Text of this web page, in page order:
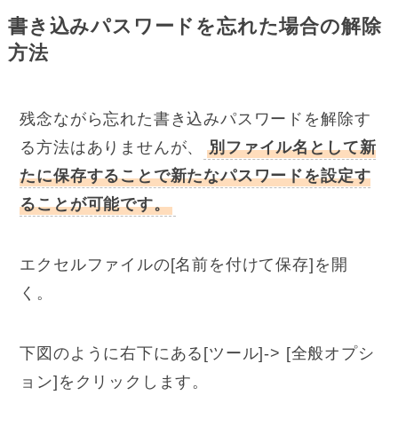
書き込みパスワードを忘れた場合の解除
方法
残念ながら忘れた書き込みパスワードを解除す
る方法はありませんが、
別ファイル名として新
たに保存することで新たなパスワードを設定す
ることが可能です。
エクセルファイルの[名前を付けて保存]を開
く。
下図のように右下にある[ツール]-> [全般オプシ
ョン]をクリックします。